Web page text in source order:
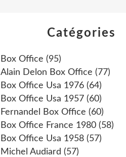
Catégories
Box Office (95)
Alain Delon Box Office (77)
Box Office Usa 1976 (64)
Box Office Usa 1957 (60)
Fernandel Box Office (60)
Box Office France 1980 (58)
Box Office Usa 1958 (57)
Michel Audiard (57)